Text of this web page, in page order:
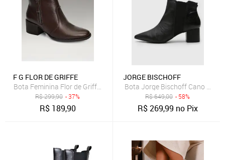
F G FLOR DE GRIFFE
Bota Feminina Flor de Griffe Em Couro Legítimo Café Cano Baixo
R$299,90 - 37%
R$ 189,90
JORGE BISCHOFF
Bota Jorge Bischoff Cano
R$649,00 - 58%
R$269,99 no Pix